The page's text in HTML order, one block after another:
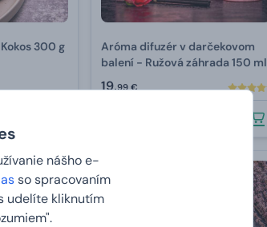
nášho e-
so spracovaním
udelíte kliknutím
300 g
Aróma difuzér v darčekovom
balení - Ružová záhrada 150 ml
19,99 €